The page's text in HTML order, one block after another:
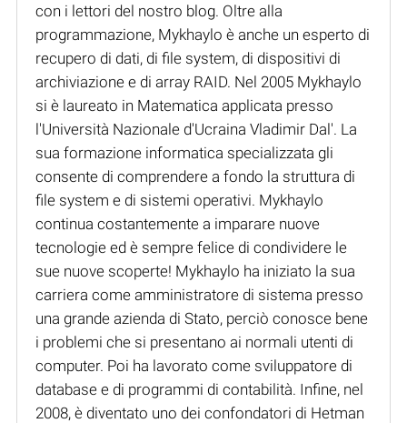
con i lettori del nostro blog. Oltre alla
programmazione, Mykhaylo è anche un esperto di
recupero di dati, di file system, di dispositivi di
archiviazione e di array RAID. Nel 2005 Mykhaylo
si è laureato in Matematica applicata presso
l'Università Nazionale d'Ucraina Vladimir Dal'. La
sua formazione informatica specializzata gli
consente di comprendere a fondo la struttura di
file system e di sistemi operativi. Mykhaylo
continua costantemente a imparare nuove
tecnologie ed è sempre felice di condividere le
sue nuove scoperte! Mykhaylo ha iniziato la sua
carriera come amministratore di sistema presso
una grande azienda di Stato, perciò conosce bene
i problemi che si presentano ai normali utenti di
computer. Poi ha lavorato come sviluppatore di
database e di programmi di contabilità. Infine, nel
2008, è diventato uno dei confondatori di Hetman